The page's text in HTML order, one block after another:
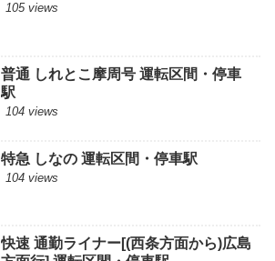
105 views
普通 しれとこ摩周号 運転区間・停車
駅
104 views
特急 しなの 運転区間・停車駅
104 views
快速 通勤ライナー[(西条方面から)広島